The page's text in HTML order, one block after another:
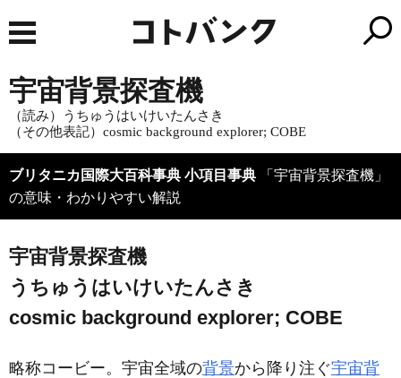
宇宙背景探査機
（読み）うちゅうはいけいたんさき
（その他表記）cosmic background explorer; COBE
ブリタニカ国際大百科事典 小項目事典 「宇宙背景探査機」
の意味・わかりやすい解説
宇宙背景探査機
うちゅうはいけいたんさき
cosmic background explorer; COBE
略称コービー。宇宙全域の背景から降り注ぐ宇宙背